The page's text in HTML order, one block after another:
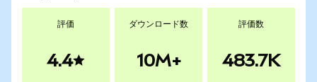
評価
4.4
ダウンロード数
10M+
評価数
483.7K